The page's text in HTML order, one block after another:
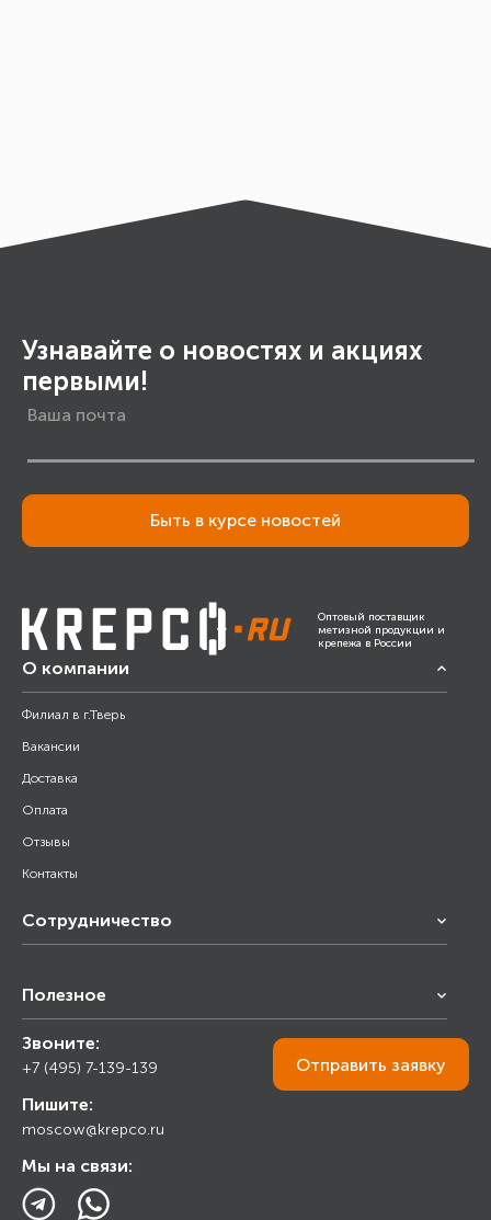
Узнавайте о новостях и акциях
первыми!
Быть в курсе новостей
Оптовый поставщик
метизной продукции и
крепежа в России
О компании
Филиал в г.Тверь
Вакансии
Доставка
Оплата
Отзывы
Контакты
Сотрудничество
Снабжение строительства
Торговым организациям
Полезное
Калькулятор
Прайс лист
Ответы на вопросы
Блог
Звоните:
+7 (495) 7-139-139
Пишите:
moscow@krepco.ru
Мы на связи:
Отправить заявку